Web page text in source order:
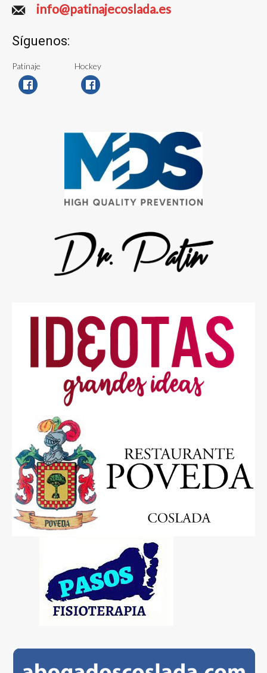
info@patinajecoslada.es
Síguenos:
Patinaje Hockey